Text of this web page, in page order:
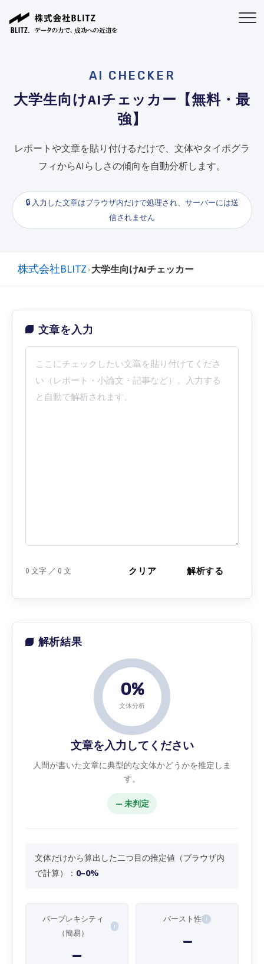
AI CHECKER
大学生向けAIチェッカー【無料・最
強】
レポートや文章を貼り付けるだけで、文体やタイポグラ
フィからAIらしさの傾向を自動分析します。
🔒 入力した文章はブラウザ内だけで処理され、サーバーには送
信されません
株式会社BLITZ› 大学生向けAIチェッカー
文章を入力
0 文字 ／ 0 文 クリア 解析する
解析結果
0%
文体分析
文章を入力してください
人間が書いた文章に典型的な文体かどうかを推定しま
す。
— 未判定
文体だけから算出した二つ目の推定値（ブラウザ内
で計算）： 0–0%
パープレキシティ
（簡易）
i
—
バースト性 i
—